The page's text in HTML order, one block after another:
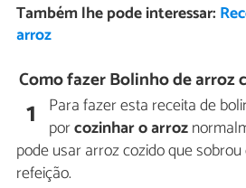
Também lhe pode interessar:
arroz
Como fazer Bolinho de arroz
1 Para fazer esta receita de
porcozinhar o arroz
pode usar arroz cozido que
refeição.